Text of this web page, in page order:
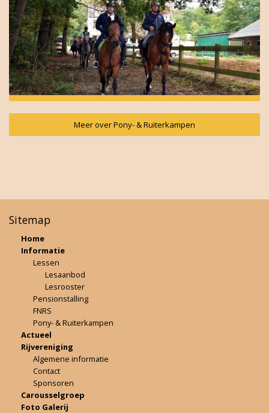
Meer over Pony- & Ruiterkampen
Sitemap
Home
Informatie
Lessen
Lesaanbod
Lesrooster
Pensionstalling
FNRS
Pony- & Ruiterkampen
Actueel
Rijvereniging
Algemene informatie
Contact
Sponsoren
Carousselgroep
Foto Galerij